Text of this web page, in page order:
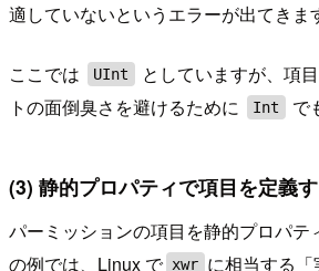
適していないというエラーが出てきま
ここでは UInt
としていますが、項
トの面倒臭さを避けるために
Int で
(3) 静的プロパティで項目を定義
パーミッションの項目を静的プロパテ
の例では、Linux で xwr に相当する